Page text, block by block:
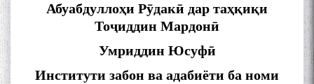
Абуабдуллоҳи Рӯдакӣ дар таҳқиқи
Тоҷиддин Мардонӣ
Умриддин Юсуфӣ
Институти забон ва адабиёти ба номи